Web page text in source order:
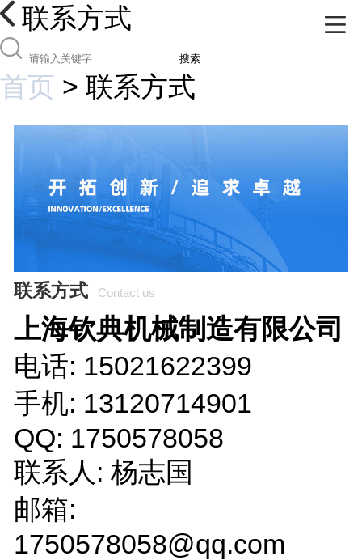
联系方式
搜索
首页 > 联系方式
联系方式 Contact us
上海钦典机械制造有限公司
电话: 15021622399
手机: 13120714901
QQ: 1750578058
联系人: 杨志国
邮箱:
1750578058@qq.com